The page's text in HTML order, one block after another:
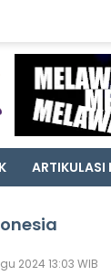
ARTIKULASI
2024 13:03 WIB